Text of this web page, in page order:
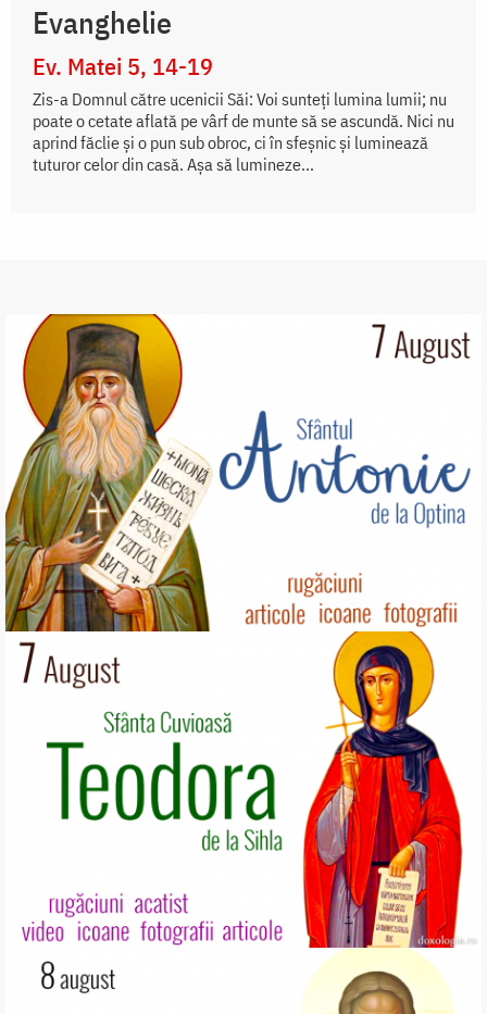
Evanghelie
Ev. Matei 5, 14-19
Zis-a Domnul către ucenicii Săi: Voi sunteţi lumina lumii; nu
poate o cetate aflată pe vârf de munte să se ascundă. Nici nu
aprind făclie şi o pun sub obroc, ci în sfeşnic şi luminează
tuturor celor din casă. Aşa să lumineze...